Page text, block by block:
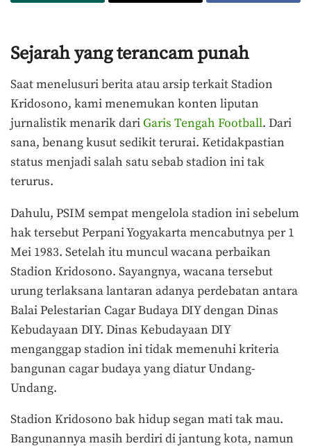
Sejarah yang terancam punah
Saat menelusuri berita atau arsip terkait Stadion
Kridosono, kami menemukan konten liputan
jurnalistik menarik dariGaris Tengah Football. Dari
sana, benang kusut sedikit terurai. Ketidakpastian
status menjadi salah satu sebab stadion ini tak
terurus.
Dahulu, PSIM sempat mengelola stadion ini sebelum
hak tersebut Perpani Yogyakarta mencabutnya per 1
Mei 1983. Setelah itu muncul wacana perbaikan
Stadion Kridosono. Sayangnya, wacana tersebut
urung terlaksana lantaran adanya perdebatan antara
Balai Pelestarian Cagar Budaya DIY dengan Dinas
Kebudayaan DIY. Dinas Kebudayaan DIY
menganggap stadion ini tidak memenuhi kriteria
bangunan cagar budaya yang diatur Undang-
Undang.
Stadion Kridosono bak hidup segan mati tak mau.
Bangunannya masih berdiri di jantung kota, namun